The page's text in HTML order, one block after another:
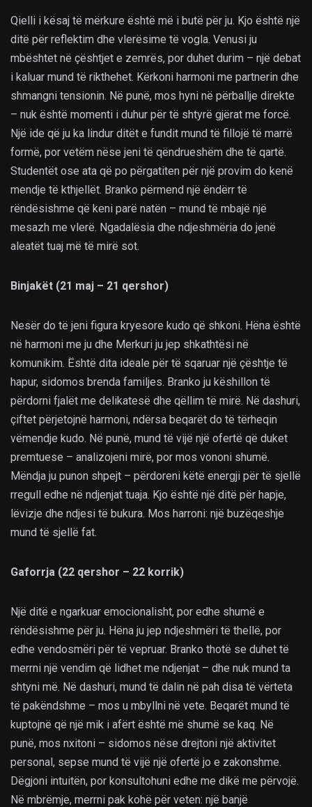
Qielli i kësaj të mërkure është më i butë për ju. Kjo është një
ditë për reflektim dhe vlerësime të vogla. Venusi ju
mbështet në çështjet e zemrës, por duhet durim – një debat
i kaluar mund të rikthehet. Kërkoni harmoni me partnerin dhe
shmangni tensionin. Në punë, mos hyni në përballje direkte
– nuk është momenti i duhur për të shtyrë gjërat me forcë.
Një ide që ju ka lindur ditët e fundit mund të fillojë të marrë
formë, por vetëm nëse jeni të qëndrueshëm dhe të qartë.
Studentët ose ata që po përgatiten për një provim do kenë
mendje të kthjellët. Branko përmend një ëndërr të
rëndësishme që keni parë natën – mund të mbajë një
mesazh me vlerë. Ngadalësia dhe ndjeshmëria do jenë
aleatët tuaj më të mirë sot.
Binjakët (21 maj – 21 qershor)
Nesër do të jeni figura kryesore kudo që shkoni. Hëna është
në harmoni me ju dhe Merkuri ju jep shkathtësi në
komunikim. Është dita ideale për të sqaruar një çështje të
hapur, sidomos brenda familjes. Branko ju këshillon të
përdorni fjalët me delikatesë dhe qëllim të mirë. Në dashuri,
çiftet përjetojnë harmoni, ndërsa beqarët do të tërheqin
vëmendje kudo. Në punë, mund të vijë një ofertë që duket
premtuese – analizojeni mirë, por mos vononi shumë.
Mëndja ju punon shpejt – përdoreni këtë energji për të sjellë
rregull edhe në ndjenjat tuaja. Kjo është një ditë për hapje,
lëvizje dhe ndjesi të bukura. Mos harroni: një buzëqeshje
mund të sjellë fat.
Gaforrja (22 qershor – 22 korrik)
Një ditë e ngarkuar emocionalisht, por edhe shumë e
rëndësishme për ju. Hëna ju jep ndjeshmëri të thellë, por
edhe vendosmëri për të vepruar. Branko thotë se duhet të
merrni një vendim që lidhet me ndjenjat – dhe nuk mund ta
shtyni më. Në dashuri, mund të dalin në pah disa të vërteta
të pakëndshme – mos u mbyllni në vete. Beqarët mund të
kuptojnë që një mik i afërt është më shumë se kaq. Në
punë, mos nxitoni – sidomos nëse drejtoni një aktivitet
personal, sepse mund të vijë një ofertë jo e zakonshme.
Dëgjoni intuitën, por konsultohuni edhe me dikë me përvojë.
Në mbrëmje, merrni pak kohë për veten: një banjë